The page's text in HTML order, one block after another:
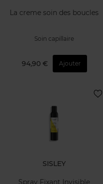
La creme soin des boucles
Soin capillaire
94,90 € Ajouter
SISLEY
Spray Fixant Invisible